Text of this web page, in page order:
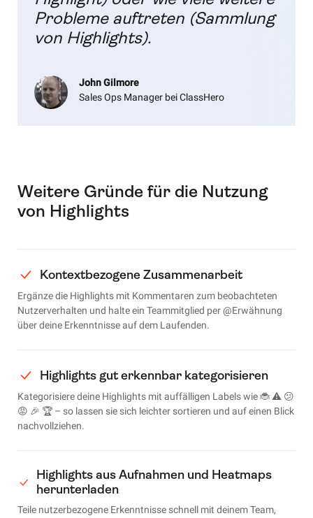
Probleme auftreten (Sammlung
von Highlights).
John Gilmore
Sales Ops Manager bei ClassHero
Weitere Gründe für die Nutzung
von Highlights
Kontextbezogene Zusammenarbeit
Ergänze die Highlights mit Kommentaren zum beobachteten
Nutzerverhalten und halte ein Teammitglied per @Erwähnung
über deine Erkenntnisse auf dem Laufenden.
Highlights gut erkennbar kategorisieren
Kategorisiere deine Highlights mit auffälligen Labels wie 🐞 ⚠️ 😕
😡 🎉 🏆 – so lassen sie sich leichter sortieren und auf einen Blick
nachvollziehen.
Highlights aus Aufnahmen und Heatmaps
herunterladen
Teile nutzerbezogene Erkenntnisse schnell mit deinem Team,